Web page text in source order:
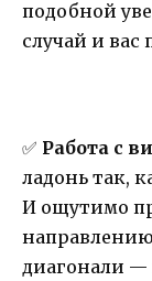
подобной
случай и вас
✅ Работа с
ладонь так,
И ощутимо
диагонали —